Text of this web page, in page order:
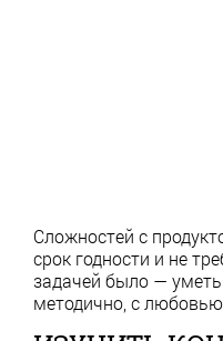
Сложностей с
срок годности и не
задачей было —
методично, с